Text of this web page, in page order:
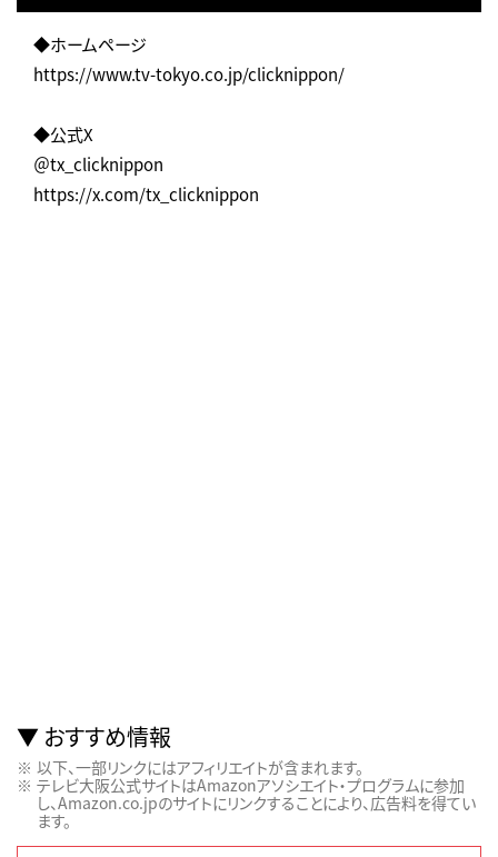
◆ホームページ
https://www.tv-tokyo.co.jp/clicknippon/
◆公式X
＠tx_clicknippon
https://x.com/tx_clicknippon
おすすめ情報
以下、一部リンクにはアフィリエイトが含まれます。
テレビ大阪公式サイトはAmazonアソシエイト・プログラムに参加
し、Amazon.co.jpのサイトにリンクすることにより、広告料を得てい
ます。